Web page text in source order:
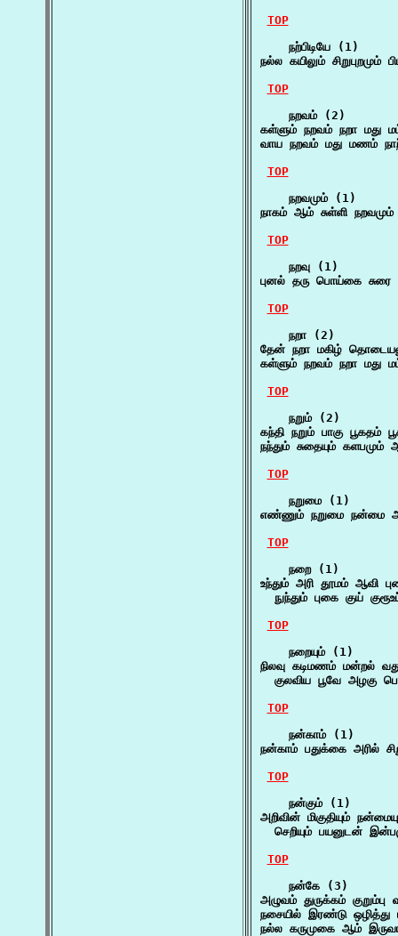
TOP
    நற்பிடியே (1)
நல்ல கயிலும் சிறுபுறமும்
TOP
    நறவம் (2)
கள்ளும் நறவம் நறா மது
வாய நறவம் மது மணம்
TOP
    நறவமும் (1)
நாகம் ஆம் சுள்ளி
TOP
    நறவு (1)
புனல் தரு பொய்கை சுரை
TOP
    நறா (2)
தேன் நறா மகிழ்
கள்ளும் நறவம் நறா மது
TOP
    நறும் (2)
கந்தி நறும் பாகு
நந்தும் சுதையும்
TOP
    நறுமை (1)
எண்ணும் நறுமை நன்மை
TOP
    நறை (1)
உந்தும் அரி தூமம் ஆவி
நுந்தும் புகை குய்
TOP
    நறையும் (1)
நிலவு கடிமணம் மன்றல்
குலவிய பூவே அழகு
TOP
    நன்காம் (1)
நன்காம் பதுக்கை அரில்
TOP
    நன்கும் (1)
அறிவின் மிகுதியும்
செறியும் பயனுடன்
TOP
    நன்கே (3)
அழுவம் துருக்கம்
நசையில் இரண்டு
நல்ல கருமுகை ஆம்